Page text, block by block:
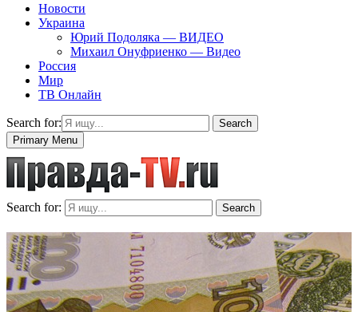
Новости
Украина
Юрий Подоляка — ВИДЕО
Михаил Онуфриенко — Видео
Россия
Мир
ТВ Онлайн
Search for:
Search
Primary Menu
Search for: Search